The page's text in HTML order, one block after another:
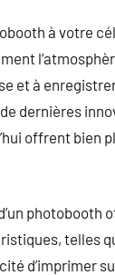
à votre
et à
dernières
offrent bien
photobooth
telles
d’imprimer